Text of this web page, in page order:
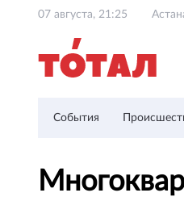
07 августа, 21:25
События